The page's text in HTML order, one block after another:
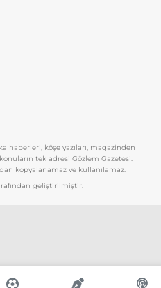
haberleri, köşe yazıları, magazinden
tek adresi Gözlem Gazetesi.
kopyalanamaz ve kullanılamaz.
geliştirilmiştir.